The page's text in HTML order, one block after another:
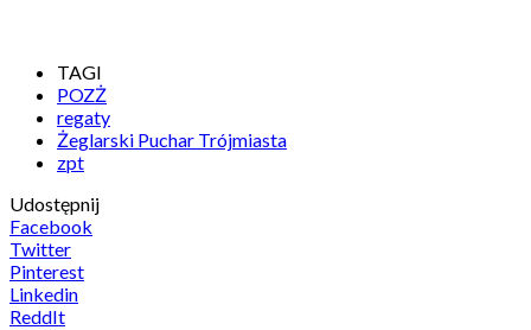
TAGI
POZŻ
regaty
Żeglarski Puchar Trójmiasta
zpt
Udostępnij
Facebook
Twitter
Pinterest
Linkedin
ReddIt